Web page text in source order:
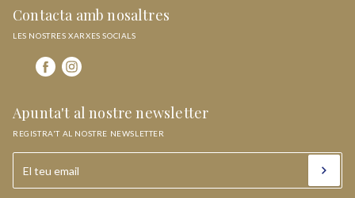
Contacta amb nosaltres
LES NOSTRES XARXES SOCIALS
Apunta't al nostre newsletter
REGISTRA'T AL NOSTRE NEWSLETTER